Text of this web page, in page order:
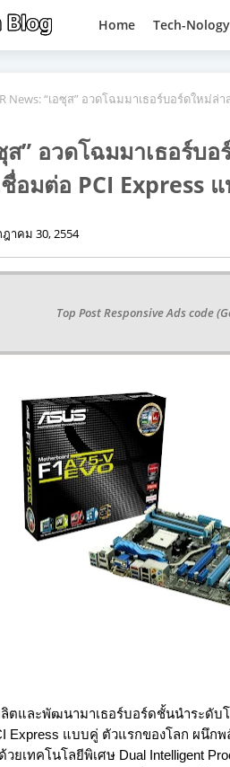
Home Tech-Nology
News: “เอซุส” อวดโฉมมาเธอร์บอร์ดใหม่ล่
ส” อวดโฉมมาเธอร์บ
ชื่อมต่อ PCI Express
าคม 30, 2554
Top Post Responsive Ads code
ะพัฒนามาเธอร์บอร์ดชั้นนำระดับโล
Express แบบคู่ ตัวแรกของโลก ผนึกพ
ยเทคโนโลยีพิเศษ Dual Intelligent